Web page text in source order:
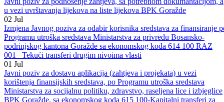
Programu za lovstvo za 2026. godinu
13 Jul
Javni poziv za podnošenje zahtjeva, sa potrebnom dokumantacijom, a
u vezi uvrštavanja lijekova na liste lijekova BPK Goražde
02 Jul
Izmjena Javnog poziva za odabir korisnika sredstava za finansiranje
Programu utroška sredstava Ministarstva za privredu Bosansko-
podrinjskog kantona Goražde sa ekonomskog koda 614 100 RAZ
001– Tekući transferi drugim nivoima vlasti
01 Jul
Javni poziv za dostavu aplikacija (zahtjeva i projekata) u vezi